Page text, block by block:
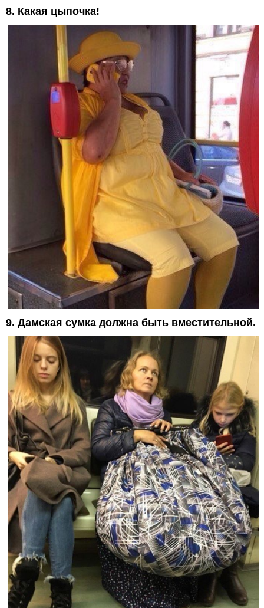
8. Какая цыпочка!
9. Дамская сумка должна быть вместительной.